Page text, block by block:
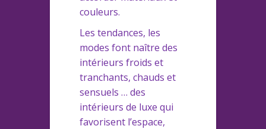
couleurs.
Les tendances, les
modes font naître des
intérieurs froids et
tranchants, chauds et
sensuels … des
intérieurs de luxe qui
favorisent l’espace,